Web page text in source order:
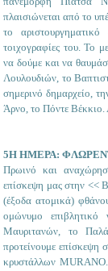
πλαισιώνεται από το
το
τοιχογραφίες του. Το
να δούμε και να
Λουλουδιών, το
σημερινό δημαρχείο,
Άρνο, το Πόντε Βέκκιο.
5Η ΗΜΕΡΑ:
Πρωινό και
επίσκεψη μας στην
(έξοδα ατομικά)
ομώνυμο
Μαυριτανών, το
προτείνουμε επίσκεψη
κρυστάλλων